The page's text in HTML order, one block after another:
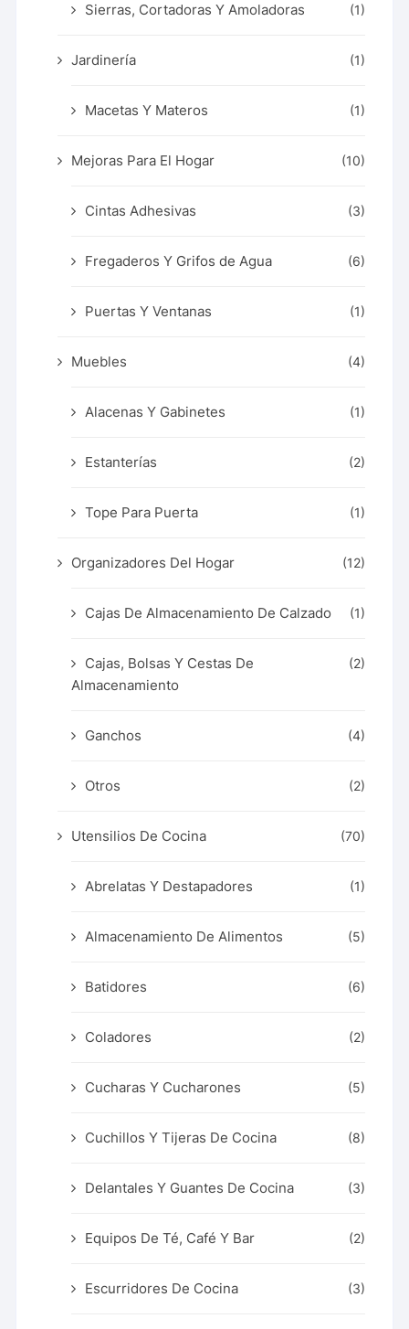
Sierras, Cortadoras Y Amoladoras (1)
Jardinería (1)
Macetas Y Materos (1)
Mejoras Para El Hogar (10)
Cintas Adhesivas (3)
Fregaderos Y Grifos de Agua (6)
Puertas Y Ventanas (1)
Muebles (4)
Alacenas Y Gabinetes (1)
Estanterías (2)
Tope Para Puerta (1)
Organizadores Del Hogar (12)
Cajas De Almacenamiento De Calzado (1)
Cajas, Bolsas Y Cestas De
Almacenamiento
(2)
Ganchos (4)
Otros (2)
Utensilios De Cocina (70)
Abrelatas Y Destapadores (1)
Almacenamiento De Alimentos (5)
Batidores (6)
Coladores (2)
Cucharas Y Cucharones (5)
Cuchillos Y Tijeras De Cocina (8)
Delantales Y Guantes De Cocina (3)
Equipos De Té, Café Y Bar (2)
Escurridores De Cocina (3)